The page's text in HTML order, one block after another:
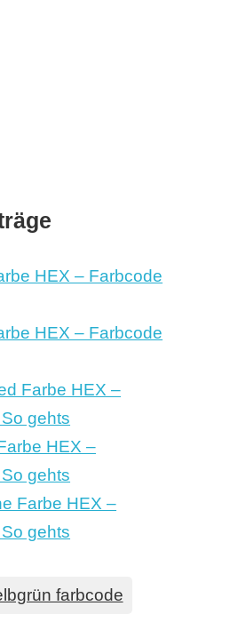
HEX – Farbcode
HEX – Farbcode
Farbe HEX –
gehts
HEX –
gehts
Farbe HEX –
gehts
farbcode